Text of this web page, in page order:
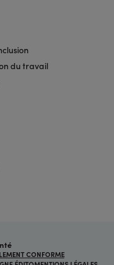
du travail
CONFORME